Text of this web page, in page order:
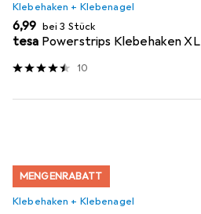
Klebehaken + Klebenagel
EUR
6,99 bei 3 Stück
tesa Powerstrips Klebehaken XL
10
MENGENRABATT
Klebehaken + Klebenagel